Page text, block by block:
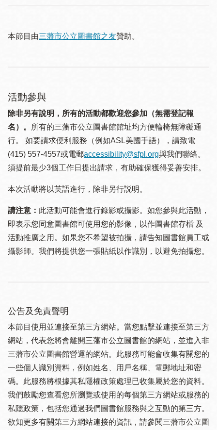
本節目由三藩市公立圖書館之友贊助。
活動參與
除非另有說明，所有的活動都歡迎您參加（無需登記報
名）。
所有的三藩市公立圖書館館址均方便輪椅無障礙通
行。 如要請求便利服務（例如ASL美國手語），請致電
(415) 557-4557或電郵accessibility@sfpl.org與我們聯絡。
須提 前最少3個工作日提出請求，有助確保獲得妥善安排。
本次活動將以英語進行，除非另行説明。
請注意： 此活動可能會進行錄影或攝影。如您參與此活動，
即表示您同意圖書館可使用您的影像，以作圖書館存檔 及
活動推廣之用。如果您不希望被拍攝，請告知圖書館員工或
攝影師。我們將提供您一張貼紙以作識別，以避免拍攝您。
公告及免責聲明
本節目使用並連接至第三方網站。當您點擊並連接至第三方
網站，代表您將會離開三藩市公立圖書館的網站，並進入非
三藩市公立圖書館營運的網站。此服務可能會收集有關您的
一些個人識別資料，例如姓名、用戶名稱、電郵地址和密
碼。此服務將根據其私隱權政策處理已收集屬於您的資料。
我們鼓勵您查看您所瀏覽或使用的每個第三方網站或服務的
私隱政策，包括您通過我們圖書館服務與之互動的第三方。
欲知更多有關第三方網站連接的資訊，請參閱三藩市公立圖